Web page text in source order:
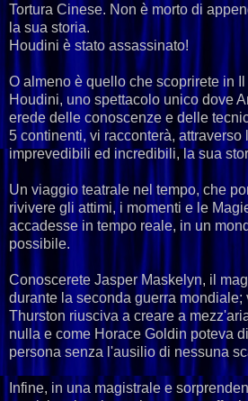
Tortura Cinese. Non è morto di
la sua storia.
Houdini è stato assassinato!
O almeno è quello che scoprirete in
Houdini, uno spettacolo unico dove
erede delle conoscenze e delle
5 continenti, vi racconterà, attraverso
imprevedibili ed incredibili, la sua
Un viaggio teatrale nel tempo, che
rivivere gli attimi, i momenti e le
accadesse in tempo reale, in un
possibile.
Conoscerete Jasper Maskelyn, il
durante la seconda guerra mondiale;
Thurston riusciva a creare a
nulla e come Horace Goldin poteva
persona senza l'ausilio di nessuna
Infine, in una magistrale e